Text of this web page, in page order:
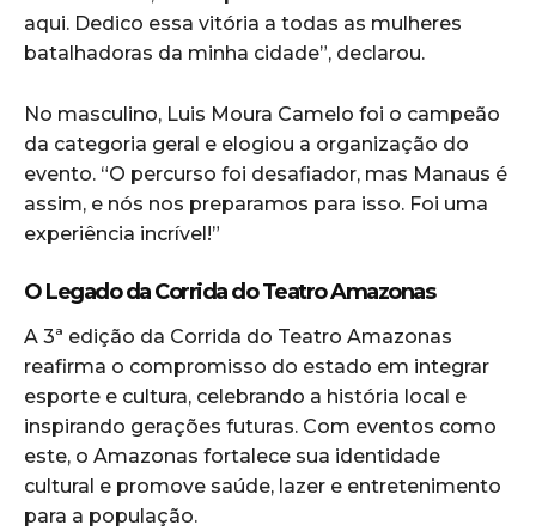
aqui. Dedico essa vitória a todas as mulheres
batalhadoras da minha cidade”, declarou.
No masculino, Luis Moura Camelo foi o campeão
da categoria geral e elogiou a organização do
evento. “O percurso foi desafiador, mas Manaus é
assim, e nós nos preparamos para isso. Foi uma
experiência incrível!”
O Legado da Corrida do Teatro Amazonas
A 3ª edição da Corrida do Teatro Amazonas
reafirma o compromisso do estado em integrar
esporte e cultura, celebrando a história local e
inspirando gerações futuras. Com eventos como
este, o Amazonas fortalece sua identidade
cultural e promove saúde, lazer e entretenimento
para a população.